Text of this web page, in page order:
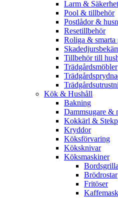
Larm & Säkerhet
Pool & tillbehör
Postlådor &
Resetillbehör
Roliga & smarta
Tillbehör till
Trädgårdsmöbler
Kök & Hushåll
Bakning
Dammsugare &
Kokkärl &
Kryddor
Köksförvaring
Köksknivar
Köksmaskiner
Brödrostar
Fritöser